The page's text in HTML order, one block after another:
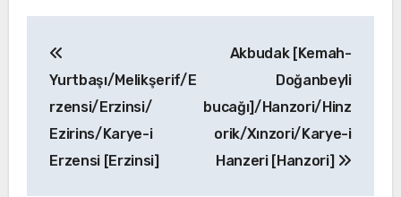
gezinmesi
Yurtbaşı/Melikşerif/E
rzensi/Erzinsi/
Ezirins/Karye-i
Erzensi [Erzinsi]
Akbudak [Kemah-
Doğanbeyli
bucağı]/Hanzori/Hinz
orik/Xınzori/Karye-i
Hanzeri [Hanzori]